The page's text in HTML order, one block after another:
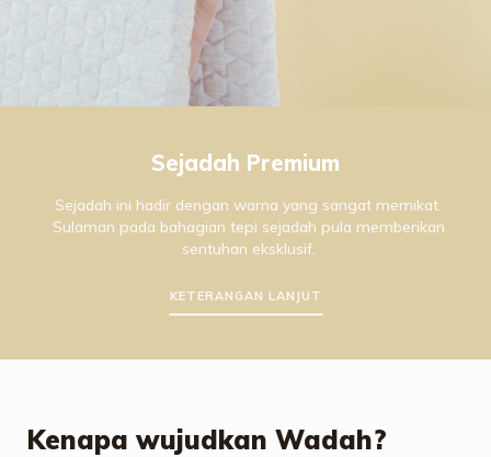
Sejadah Premium
Sejadah ini hadir dengan warna yang sangat memikat.
Sulaman pada bahagian tepi sejadah pula memberikan
sentuhan eksklusif.
KETERANGAN LANJUT
Kenapa wujudkan Wadah?